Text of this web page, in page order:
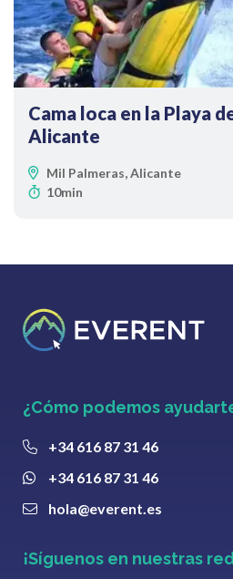
Cama loca en la Playa
Alicante
Mil Palmeras, Alicante
10min
¿Cómo podemos
+34 616 87 31 46
+34 616 87 31 46
hola@everent.es
¡Síguenos en nuestras